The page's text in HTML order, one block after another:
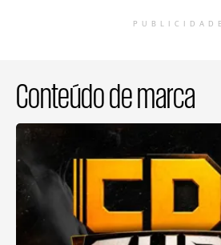
PUBLICIDADE
Conteúdo de marca